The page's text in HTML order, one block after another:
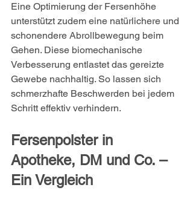
Eine Optimierung der Fersenhöhe
unterstützt zudem eine natürlichere und
schonendere Abrollbewegung beim
Gehen. Diese biomechanische
Verbesserung entlastet das gereizte
Gewebe nachhaltig. So lassen sich
schmerzhafte Beschwerden bei jedem
Schritt effektiv verhindern.
Fersenpolster in
Apotheke, DM und Co. –
Ein Vergleich